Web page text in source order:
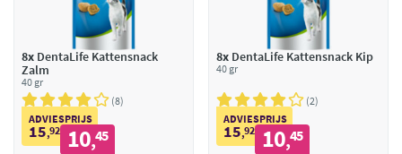
8x DentaLife Kattensnack
Zalm
40 gr
8
ADVIESPRIJS
15,92 10,45
8xDentaLife Kattensnack Kip
40 gr
2
ADVIESPRIJS
15,92 10,45